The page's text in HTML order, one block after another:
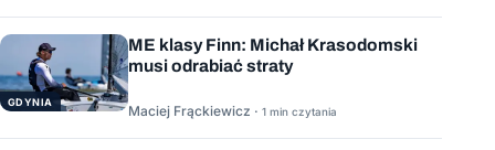
GDYNIA
ME klasy Finn: Michał Krasodomski
musi odrabiać straty
Maciej Frąckiewicz · 1 min czytania